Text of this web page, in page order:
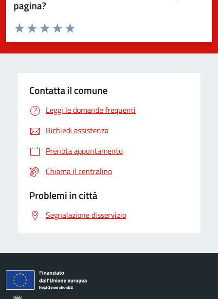
pagina?
Valuta da 1 a 5 stelle la pagina
Valuta 5 stelle su 5
Valuta 4 stelle su 5
Valuta 3 stelle su 5
Valuta 2 stelle su 5
Valuta 1 stelle su 5
Contatta il comune
Leggi le domande frequenti
Richiedi assistenza
Prenota appuntamento
Chiama il centralino
Problemi in città
Segnalazione disservizio